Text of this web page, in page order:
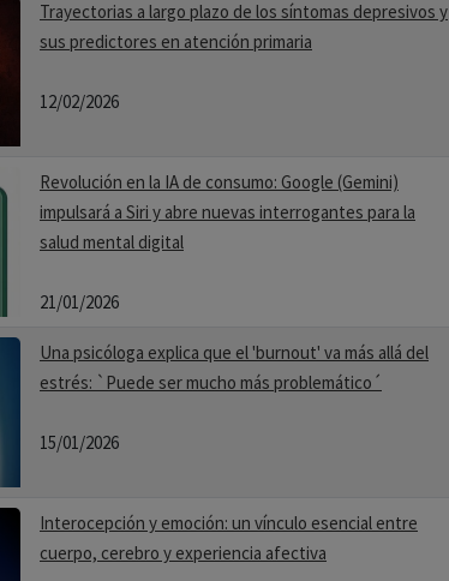
Trayectorias a largo plazo de los síntomas depresivos y
sus predictores en atención primaria
12/02/2026
Revolución en la IA de consumo: Google (Gemini)
impulsará a Siri y abre nuevas interrogantes para la
salud mental digital
21/01/2026
Una psicóloga explica que el 'burnout' va más allá del
estrés: `Puede ser mucho más problemático´
15/01/2026
Interocepción y emoción: un vínculo esencial entre
cuerpo, cerebro y experiencia afectiva